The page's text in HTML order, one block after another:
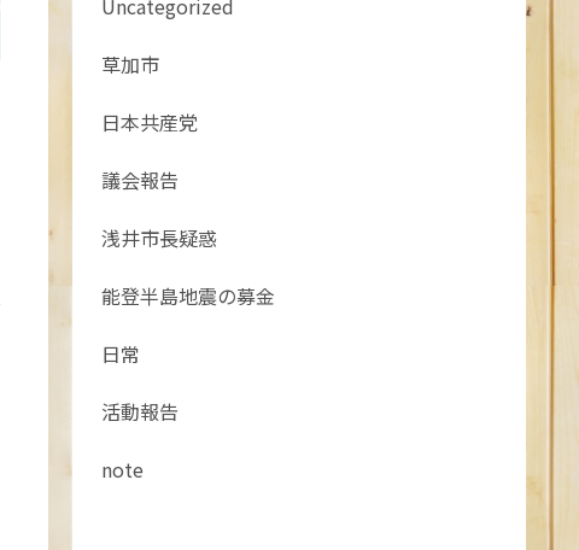
Uncategorized
草加市
日本共産党
議会報告
浅井市長疑惑
能登半島地震の募金
日常
活動報告
note